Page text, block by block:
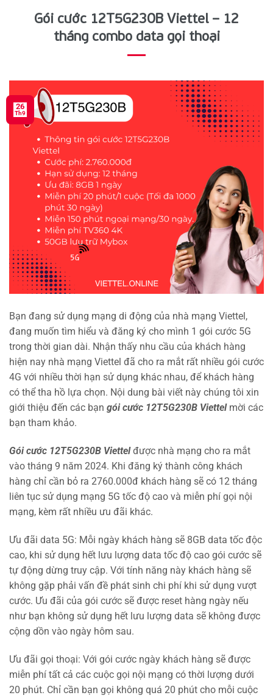
Gói cước 12T5G230B Viettel – 12
tháng combo data gọi thoại
26
Th9
Bạn đang sử dụng mạng di động của nhà mạng Viettel,
đang muốn tìm hiểu và đăng ký cho mình 1 gói cước 5G
trong thời gian dài. Nhận thấy nhu cầu của khách hàng
hiện nay nhà mạng Viettel đã cho ra mắt rất nhiều gói cước
4G với nhiều thời hạn sử dụng khác nhau, để khách hàng
có thể tha hồ lựa chọn. Nội dung bài viết này chúng tôi xin
giới thiệu đến các bạn gói cước 12T5G230B Viettelmời các
bạn tham khảo.
Gói cước 12T5G230B Viettelđược nhà mạng cho ra mắt
vào tháng 9 năm 2024. Khi đăng ký thành công khách
hàng chỉ cần bỏ ra 2760.000đ khách hàng sẽ có 12 tháng
liên tục sử dụng mạng 5G tốc độ cao và miễn phí gọi nội
mạng, kèm rất nhiều ưu đãi khác.
Ưu đãi data 5G: Mỗi ngày khách hàng sẽ 8GB data tốc độc
cao, khi sử dụng hết lưu lượng data tốc độ cao gói cước sẽ
tự động dừng truy cập. Với tính năng này khách hàng sẽ
không gặp phải vấn đề phát sinh chi phí khi sử dụng vượt
cước. Ưu đãi của gói cước sẽ được reset hàng ngày nếu
như bạn không sử dụng hết lưu lượng data sẽ không được
cộng dồn vào ngày hôm sau.
Ưu đãi gọi thoại: Với gói cước ngày khách hàng sẽ được
miễn phí tất cả các cuộc gọi nội mạng có thời lượng dưới
20 phút. Chỉ cần bạn gọi không quá 20 phút cho mỗi cuộc